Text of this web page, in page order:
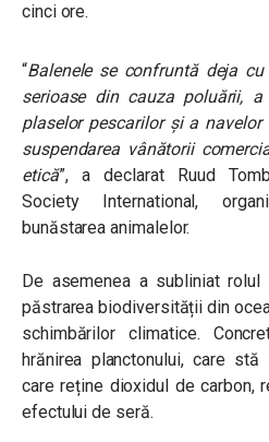
cinci ore.
“Balenele se confruntă deja
serioase din cauza poluării,
plaselor pescarilor și a
suspendarea vânătorii
etică”, a declarat Ruud
Society International,
bunăstarea animalelor.
De asemenea a subliniat
păstrarea biodiversității din
schimbărilor climatice.
hrănirea planctonului, care
care reține dioxidul de carbon,
efectului de seră.